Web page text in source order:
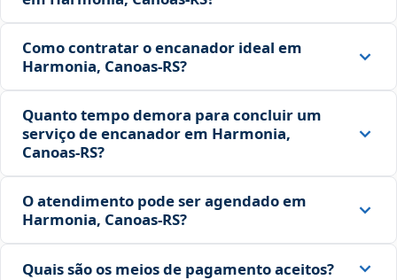
Como contratar o encanador ideal em
Harmonia, Canoas‑RS?
Quanto tempo demora para concluir um
serviço de encanador em Harmonia,
Canoas‑RS?
O atendimento pode ser agendado em
Harmonia, Canoas‑RS?
Quais são os meios de pagamento aceitos?